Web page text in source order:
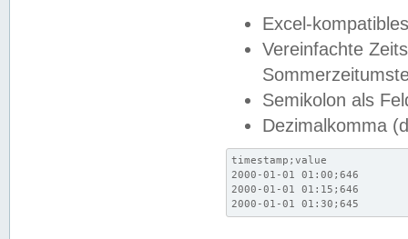
Excel-
Vereinfachte
Semikolon als
Dezimalkomma
timestamp;value
2000-01-01 01:00;646
2000-01-01 01:15;646
2000-01-01 01:30;645